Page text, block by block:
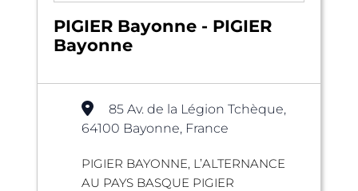
PIGIER Bayonne - PIGIER
Bayonne
85 Av. de la Légion Tchèque,
64100 Bayonne, France
PIGIER BAYONNE, L’ALTERNANCE
AU PAYS BASQUE PIGIER